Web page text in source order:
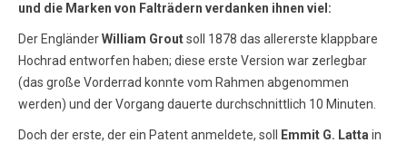
und die Marken von Falträdern verdanken ihnen viel:
Der EngländerWilliam Groutsoll 1878 das allererste klappbare
Hochrad entworfen haben; diese erste Version war zerlegbar
(das große Vorderrad konnte vom Rahmen abgenommen
werden) und der Vorgang dauerte durchschnittlich 10 Minuten.
Doch der erste, der ein Patent anmeldete, soll Emmit G. Latta in